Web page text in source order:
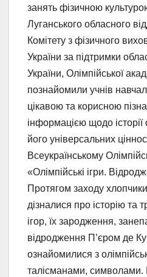
занять фізичною
Луганського обласного
Комітету з фізичного
України за підтримки
України, Олімпійської
познайомили учнів
цікавою та корисною
інформацією щодо історії
його універсальних
Всеукраїнському
«Олімпійські ігри.
Протягом заходу хлопчики
дізналися про історію та
ігор, їх зародження,
відродження П’єром де
ознайомилися з
талісманами, символами.